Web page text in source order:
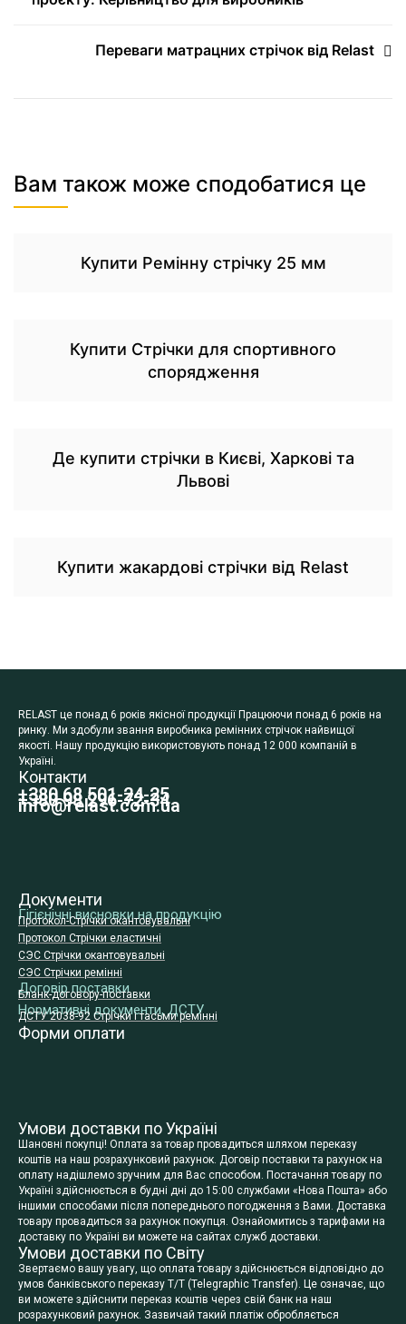
Переваги матрацних стрічок від Relast
Вам також може сподобатися це
Купити Ремінну стрічку 25 мм
Купити Стрічки для спортивного
спорядження
Де купити стрічки в Києві, Харкові та
Львові
Купити жакардові стрічки від Relast
RELAST це понад 6 років якісної продукції Працюючи понад 6 років на
ринку. Ми здобули звання виробника ремінних стрічок найвищої
якості. Нашу продукцію використовують понад 12 000 компаній в
Україні.
Контакти
+380 68 501-24-25
+380 98 296-72-34
info@relast.com.ua
Документи
Гігієнічні висновки на продукцію
Протокол-Стрічки окантовувальні
Протокол Стрічки еластичні
СЭС Стрічки окантовувальні
СЭС Стрічки ремінні
Договір поставки
Бланк-договору-поставки
Нормативні документи, ДСТУ
ДСТУ 2038-92 Стрічки і тасьми ремінні
Форми оплати
Умови доставки по Україні
Шановні покупці! Оплата за товар провадиться шляхом переказу
коштів на наш розрахунковий рахунок. Договір поставки та рахунок на
оплату надішлемо зручним для Вас способом. Постачання товару по
Україні здійснюється в будні дні до 15:00 службами «Нова Пошта» або
іншими способами після попереднього погодження з Вами. Доставка
товару провадиться за рахунок покупця. Ознайомитись з тарифами на
доставку по Україні ви можете на сайтах служб доставки.
Умови доставки по Світу
Звертаємо вашу увагу, що оплата товару здійснюється відповідно до
умов банківського переказу T/T (Telegraphic Transfer). Це означає, що
ви можете здійснити переказ коштів через свій банк на наш
розрахунковий рахунок. Зазвичай такий платіж обробляється